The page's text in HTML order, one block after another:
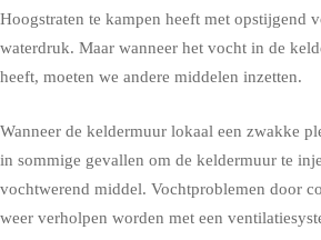
Hoogstraten te kampen heeft met opstijgend
waterdruk. Maar wanneer het vocht in de
heeft, moeten we andere middelen inzetten.
Wanneer de keldermuur lokaal een zwakke
in sommige gevallen om de keldermuur te
vochtwerend middel. Vochtproblemen door
weer verholpen worden met een